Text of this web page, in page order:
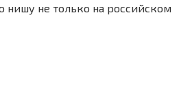
нишу не только на российском